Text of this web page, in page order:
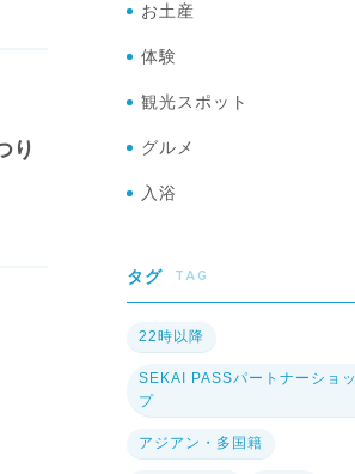
り
お土産
体験
観光スポット
グルメ
入浴
タグ TAG
22時以降
SEKAI PASSパートナーショッ
プ
アジアン・多国籍